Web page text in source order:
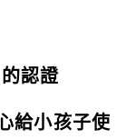
認證
給小孩子使